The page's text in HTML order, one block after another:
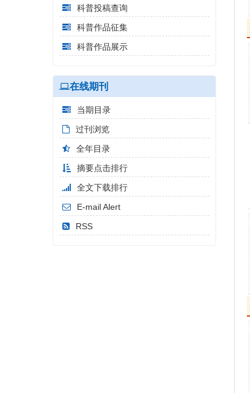
科普投稿查询
科普作品征集
科普作品展示
在线期刊
当期目录
过刊浏览
全年目录
摘要点击排行
全文下载排行
E-mail Alert
RSS